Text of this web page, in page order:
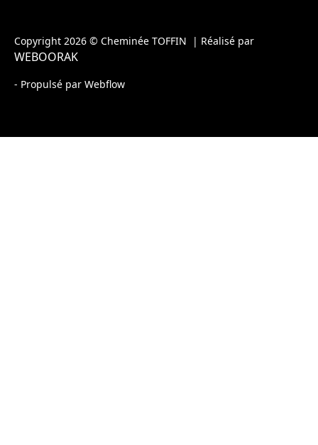
Copyright 2026 © Cheminée TOFFIN | Réalisé par
WEBOORAK
- Propulsé par Webflow